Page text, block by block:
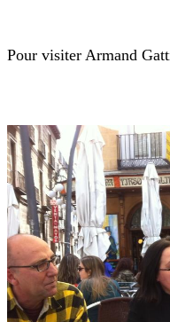
Pour visiter Armand